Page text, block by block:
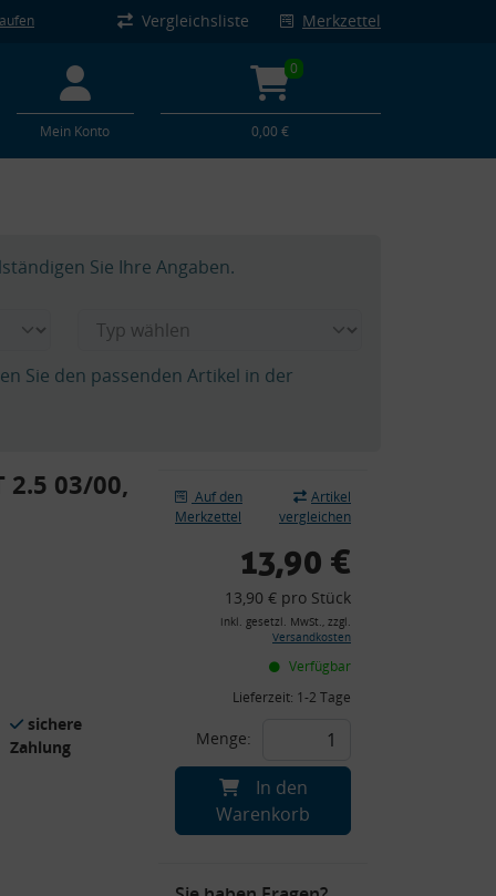
Vergleichsliste Merkzettel
Mein Konto
0
0,00 €
Sie Ihre Angaben.
Sie den passenden Artikel in der
2.5 03/00,
sichere
Zahlung
Auf den
Merkzettel
Artikel
vergleichen
13,90 €
13,90 € pro Stück
inkl. gesetzl. MwSt., zzgl.
Versandkosten
Verfügbar
Lieferzeit: 1-2 Tage
Menge:
In den
Warenkorb